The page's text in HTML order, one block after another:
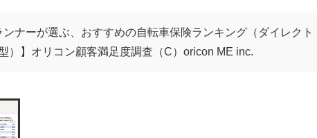
ンナーが選ぶ、おすすめの自転車保険ランキング（ダイレクト
）】オリコン顧客満足度調査（C）oricon ME inc.